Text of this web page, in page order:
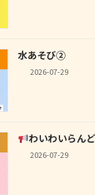
水あそび②
2026-07-29
わいわいらん
2026-07-29